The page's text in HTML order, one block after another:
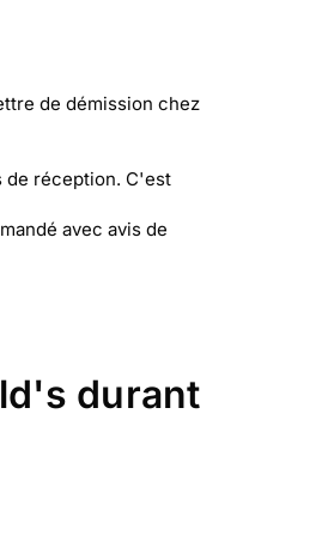
de démission chez
de réception. C'est
avec avis de
durant